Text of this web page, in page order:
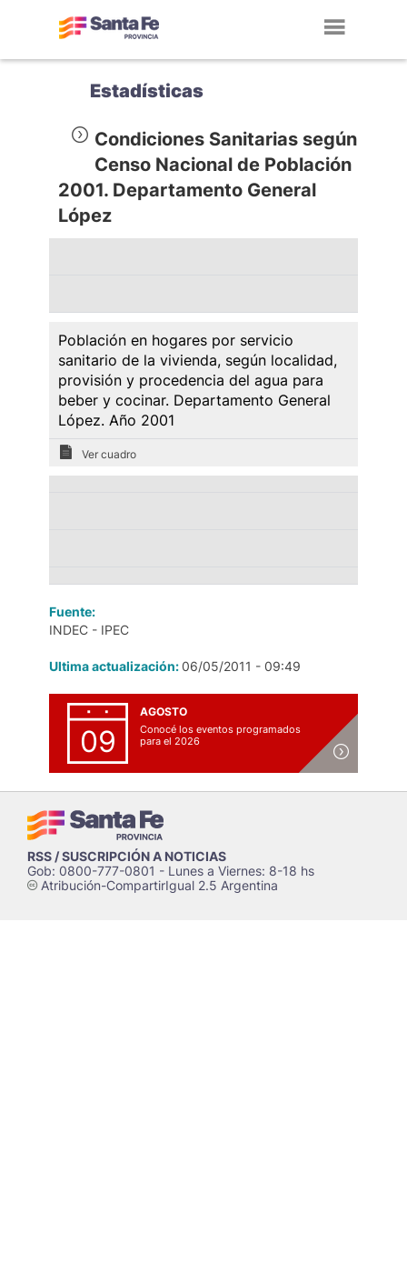
Estadísticas
Condiciones Sanitarias según
Censo Nacional de Población
2001. Departamento General
López
Población en hogares por servicio
sanitario de la vivienda, según localidad,
provisión y procedencia del agua para
beber y cocinar. Departamento General
López. Año 2001
Ver cuadro
Fuente:
INDEC - IPEC
Ultima actualización:06/05/2011 - 09:49
09
AGOSTO
Conocé los eventos programados
para el 2026
RSS / SUSCRIPCIÓN A NOTICIAS
Gob: 0800-777-0801 - Lunes a Viernes: 8-18 hs
cAtribución-CompartirIgual 2.5 Argentina